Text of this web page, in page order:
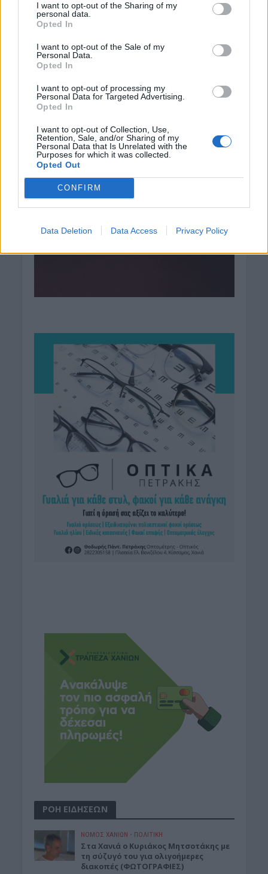
I want to opt-out of the Sharing of my
personal data.
Opted In
I want to opt-out of the Sale of my
Personal Data.
Opted In
I want to opt-out of processing my
Personal Data for Targeted Advertising.
Opted In
I want to opt-out of Collection, Use,
Retention, Sale, and/or Sharing of my
Personal Data that Is Unrelated with the
Purposes for which it was collected.
Opted Out
CONFIRM
Data Deletion Data Access Privacy Policy
ΡΟΗ ΕΙΔΗΣΕΩΝ
ΝΟΜΌΣ ΧΑΝΊΩΝ • ΠΟΛΙΤΙΚΗ
Στα Χανιά ο Κυριάκος Μητσοτάκης με
τη σύζυγό του για ολιγοήμερες
διακοπές (ΦΩΤΟΓΡΑΦΙΕΣ)